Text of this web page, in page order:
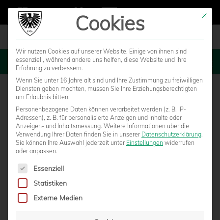
MENU
NACH MRT-UNTERSUCHUNG: SCHWADORF
Mit
Cookies
Wir nutzen Cookies auf unserer Website. Einige von ihnen sind
essenziell, während andere uns helfen, diese Website und Ihre
Erfahrung zu verbessern.
Wenn Sie unter 16 Jahre alt sind und Ihre Zustimmung zu freiwilligen
Diensten geben möchten, müssen Sie Ihre Erziehungsberechtigten
um Erlaubnis bitten.
Personenbezogene Daten können verarbeitet werden (z. B. IP-
Adressen), z. B. für personalisierte Anzeigen und Inhalte oder
Anzeigen- und Inhaltsmessung. Weitere Informationen über die
Verwendung Ihrer Daten finden Sie in unserer Datenschutzerklärung.
Sie können Ihre Auswahl jederzeit unter Einstellungen widerrufen
oder anpassen.
Es folgt eine Liste der Service-Gruppen, für die eine
Essenziell
Statistiken
Externe Medien